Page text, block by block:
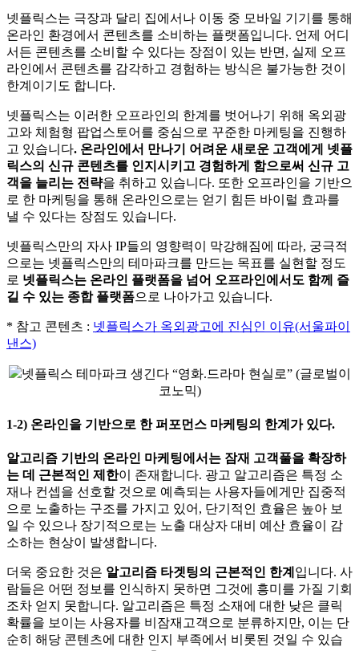
넷플릭스는 극장과 달리 집에서나 이동 중 모바일 기기를 통해
온라인 환경에서 콘텐츠를 소비하는 플랫폼입니다. 언제 어디
서든 콘텐츠를 소비할 수 있다는 장점이 있는 반면, 실제 오프
라인에서 콘텐츠를 감각하고 경험하는 방식은 불가능한 것이
한계이기도 합니다.
넷플릭스는 이러한 오프라인의 한계를 벗어나기 위해 옥외광
고와 체험형 팝업스토어를 중심으로 꾸준한 마케팅을 진행하
고 있습니다. 온라인에서 만나기 어려운 새로운 고객에게 넷플
릭스의 신규 콘텐츠를 인지시키고 경험하게 함으로써 신규 고
객을 늘리는 전략을 취하고 있습니다. 또한 오프라인을 기반으
로 한 마케팅을 통해 온라인으로는 얻기 힘든 바이럴 효과를
낼 수 있다는 장점도 있습니다.
넷플릭스만의 자사 IP들의 영향력이 막강해짐에 따라, 궁극적
으로는 넷플릭스만의 테마파크를 만드는 목표를 실현할 정도
로 넷플릭스는 온라인 플랫폼을 넘어 오프라인에서도 함께 즐
길 수 있는 종합 플랫폼으로 나아가고 있습니다.
* 참고 콘텐츠 : 넷플릭스가 옥외광고에 진심인 이유(서울파이
낸스)
넷플릭스 테마파크 생긴다 “영화.드라마 현실로” (글로벌이
코노믹)
1-2) 온라인을 기반으로 한 퍼포먼스 마케팅의 한계가 있다.
알고리즘 기반의 온라인 마케팅에서는 잠재 고객풀을 확장하
는 데 근본적인 제한이 존재합니다. 광고 알고리즘은 특정 소
재나 컨셉을 선호할 것으로 예측되는 사용자들에게만 집중적
으로 노출하는 구조를 가지고 있어, 단기적인 효율은 높아 보
일 수 있으나 장기적으로는 노출 대상자 대비 예산 효율이 감
소하는 현상이 발생합니다.
더욱 중요한 것은 알고리즘 타겟팅의 근본적인 한계 입니다. 사
람들은 어떤 정보를 인식하지 못하면 그것에 흥미를 가질 기회
조차 얻지 못합니다. 알고리즘은 특정 소재에 대한 낮은 클릭
확률을 보이는 사용자를 비잠재고객으로 분류하지만, 이는 단
순히 해당 콘텐츠에 대한 인지 부족에서 비롯된 것일 수 있습